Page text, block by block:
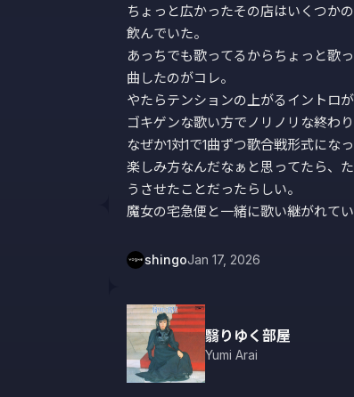
ちょっと広かったその店はいくつか
飲んでいた。
あっちでも歌ってるからちょっと歌
曲したのがコレ。
やたらテンションの上がるイントロが
ゴキゲンな歌い方でノリノリな終わ
なぜか1対1で1曲ずつ歌合戦形式にな
楽しみ方なんだなぁと思ってたら、
うさせたことだったらしい。
魔女の宅急便と一緒に歌い継がれてい
shingoJan 17, 2026
翳りゆく部屋
Yumi Arai